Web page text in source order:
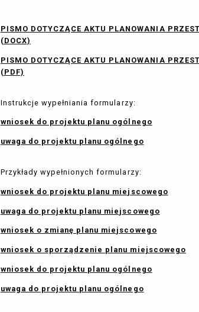
PISMO DOTYCZĄCE AKTU PLANOWANIA
(DOCX)
PISMO DOTYCZĄCE AKTU PLANOWANIA
(PDF)
Instrukcje wypełniania formularzy:
wniosek do projektu planu ogólnego
uwaga do projektu planu ogólnego
Przykłady wypełnionych formularzy:
wniosek do projektu planu miejscowego
uwaga do projektu planu miejscowego
wniosek o zmianę planu miejscowego
wniosek o sporządzenie planu miejscowego
wniosek do projektu planu ogólnego
uwaga do projektu planu ogólnego